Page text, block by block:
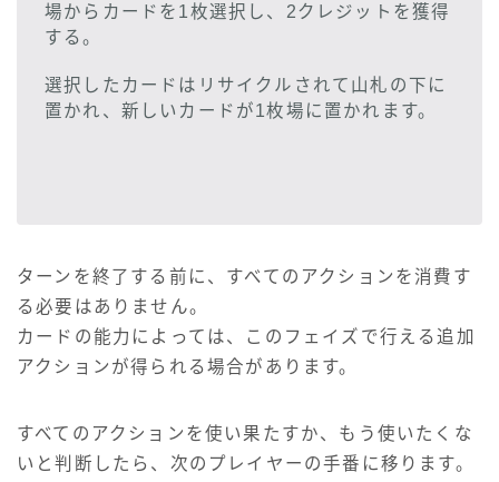
場からカードを1枚選択し、2クレジットを獲得
する。
選択したカードはリサイクルされて山札の下に
置かれ、新しいカードが1枚場に置かれます。
ターンを終了する前に、すべてのアクションを消費す
る必要はありません。
カードの能力によっては、このフェイズで行える追加
アクションが得られる場合があります。
すべてのアクションを使い果たすか、もう使いたくな
いと判断したら、次のプレイヤーの手番に移ります。